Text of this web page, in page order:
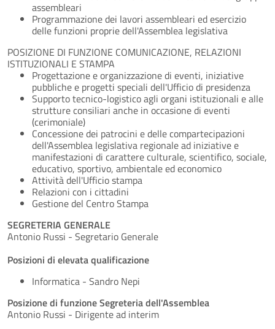
assembleari
Programmazione dei lavori assembleari ed esercizio
delle funzioni proprie dell'Assemblea legislativa
POSIZIONE DI FUNZIONE COMUNICAZIONE, RELAZIONI
ISTITUZIONALI E STAMPA
Progettazione e organizzazione di eventi, iniziative
pubbliche e progetti speciali dell'Ufficio di presidenza
Supporto tecnico-logistico agli organi istituzionali e alle
strutture consiliari anche in occasione di eventi
(cerimoniale)
Concessione dei patrocini e delle compartecipazioni
dell'Assemblea legislativa regionale ad iniziative e
manifestazioni di carattere culturale, scientifico, sociale,
educativo, sportivo, ambientale ed economico
Attività dell'Ufficio stampa
Relazioni con i cittadini
Gestione del Centro Stampa
SEGRETERIA GENERALE
Antonio Russi - Segretario Generale
Posizioni di elevata qualificazione
Informatica - Sandro Nepi
Posizione di funzione Segreteria dell'Assemblea
Antonio Russi - Dirigente ad interim